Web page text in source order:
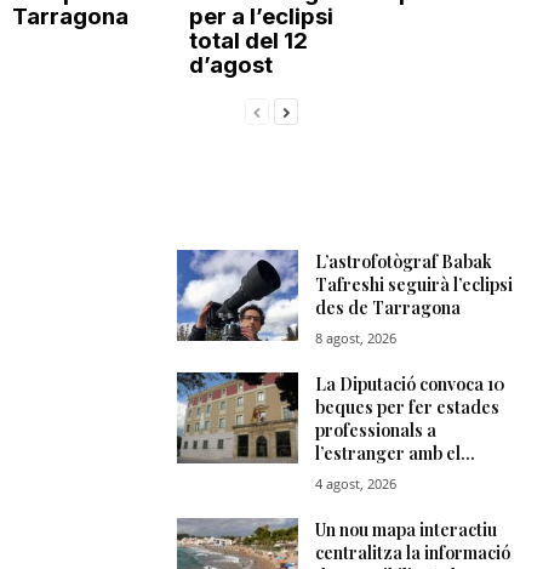
Tarragona
per a l’eclipsi
total del 12
d’agost